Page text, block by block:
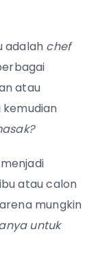
adalah chef
atau
atau calon
mungkin
untuk